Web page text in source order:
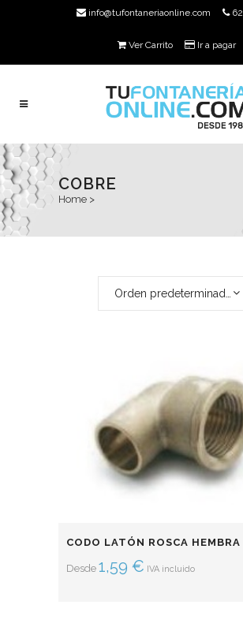
info@tufontaneriaonline.com
Ver Carrito Ir a pagar
COBRE
Home >
CODO LATÓN ROSCA HEMBRA
Desde 1,59 € IVA incluido